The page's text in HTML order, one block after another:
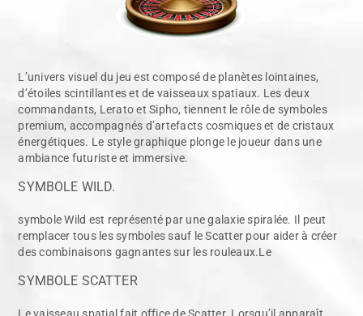
L’univers visuel du jeu est composé de planètes lointaines,
d’étoiles scintillantes et de vaisseaux spatiaux. Les deux
commandants, Lerato et Sipho, tiennent le rôle de symboles
premium, accompagnés d’artefacts cosmiques et de cristaux
énergétiques. Le style graphique plonge le joueur dans une
ambiance futuriste et immersive.
SYMBOLE WILD.
symbole Wild est représenté par une galaxie spiralée. Il peut
remplacer tous les symboles sauf le Scatter pour aider à créer
des combinaisons gagnantes sur les rouleaux.Le
SYMBOLE SCATTER